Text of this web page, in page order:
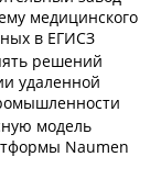
медицинского
в ЕГИСЗ
решений
удаленной
модель
Naumen